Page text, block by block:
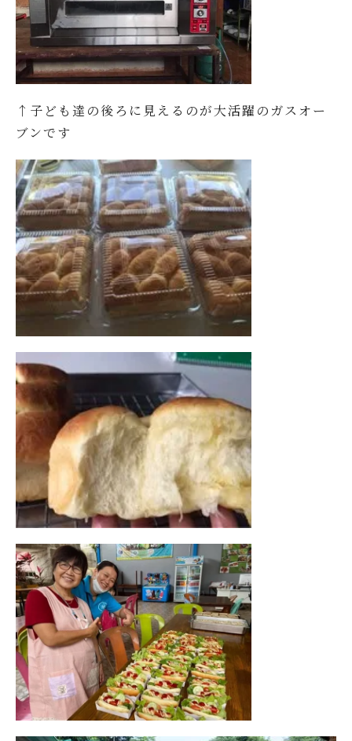
↑子ども達の後ろに見えるのが大活躍のガスオー
ブンです